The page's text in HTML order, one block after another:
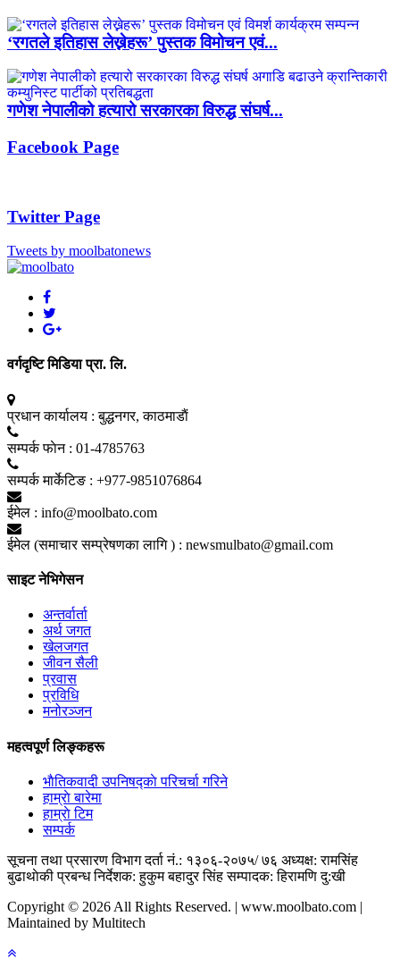
‘रगतले इतिहास लेख्नेहरू’ पुस्तक विमोचन एवं...
गणेश नेपालीको हत्यारो सरकारका विरुद्ध संघर्ष...
Facebook Page
Twitter Page
Tweets by moolbatonews
वर्गदृष्टि मिडिया प्रा. लि.
प्रधान कार्यालय : बुद्धनगर, काठमाडाैं
सम्पर्क फाेन : 01-4785763
सम्पर्क मार्केटिङ : +977-9851076864
ईमेल : info@moolbato.com
ईमेल (समाचार सम्प्रेषणका लागि ) : newsmulbato@gmail.com
साइट नेभिगेसन
अन्तर्वार्ता
अर्थ जगत
खेलजगत
जीवन सैली
प्रवास
प्रविधि
मनोरञ्जन
महत्वपूर्ण लिङ्कहरू
भाैतिकवादी उपनिषद्काे परिचर्चा गरिने
हाम्राे बारेमा
हाम्राे टिम
सम्पर्क
सूचना तथा प्रसारण विभाग दर्ता नं.: १३०६-२०७५/ ७६ अध्यक्ष: रामसिंह
बुढाथाेकी प्रबन्ध निर्देशक: हुकुम बहादुर सिंह सम्पादक: हिरामणि दु:खी
Copyright © 2026 All Rights Reserved. | www.moolbato.com |
Maintained by Multitech